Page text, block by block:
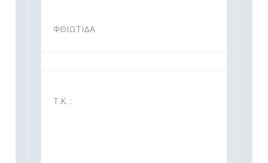
ΦΘΙΩΤΙΔΑ
Τ.Κ. :